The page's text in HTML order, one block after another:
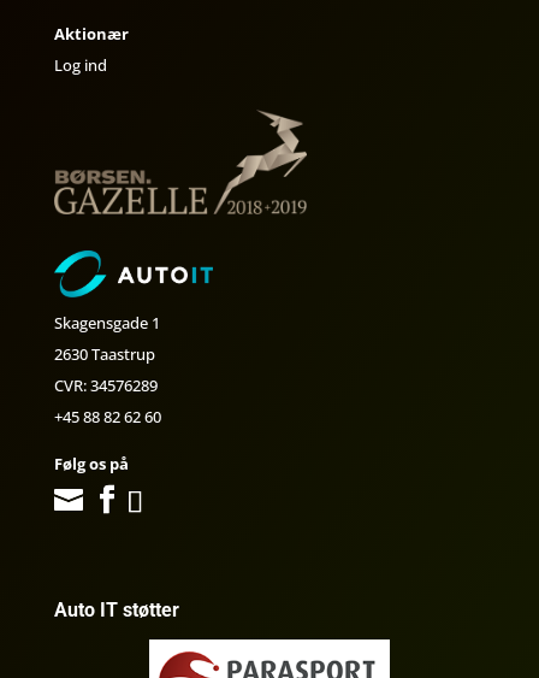
Aktionær
Log ind
Skagensgade 1
2630 Taastrup
CVR: 34576289
+45 88 82 62 60
Følg os på
Auto IT støtter